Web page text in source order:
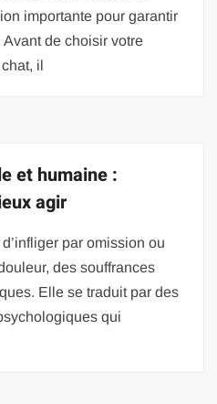
importante pour garantir
de choisir votre
il
et humaine :
agir
par omission ou
des souffrances
Elle se traduit par des
qui